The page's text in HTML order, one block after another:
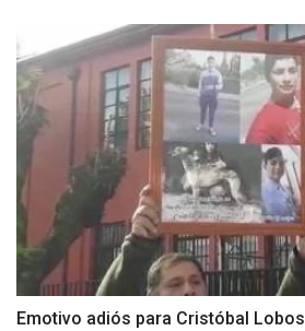
Emotivo adiós para Cristóbal Lobos